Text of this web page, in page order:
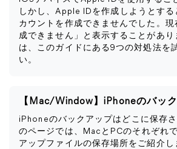
しかし、Apple IDを作成しようとす
カウントを作成できませんでした。現
成できません」と表示することがあり
は、このガイドにある9つの対処法を
い。
iPhoneのバックアップはどこに保存
のページでは、MacとPCのそれぞれ
アップファイルの保存場所をご紹介し